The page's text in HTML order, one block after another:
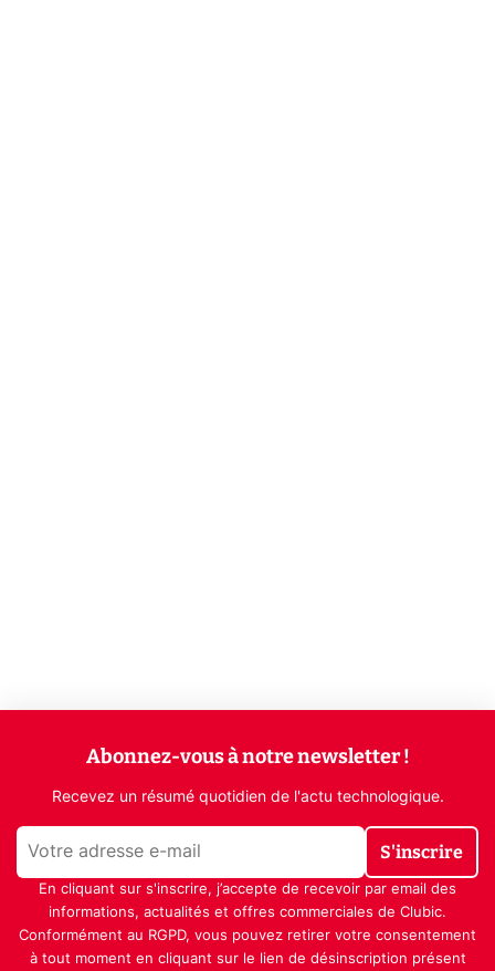
Abonnez-vous à notre newsletter !
Recevez un résumé quotidien de l'actu technologique.
S'inscrire
En cliquant sur s'inscrire, j’accepte de recevoir par email des
informations, actualités et offres commerciales de Clubic.
Conformément au RGPD, vous pouvez retirer votre consentement
à tout moment en cliquant sur le lien de désinscription présent